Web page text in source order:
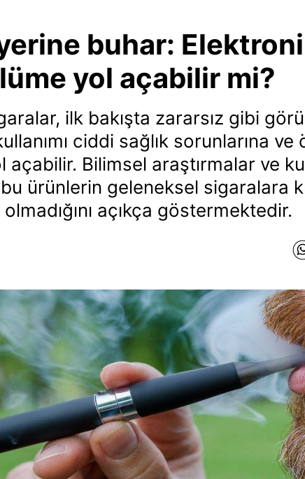
buhar:
yol açabilir mi?
ilk bakışta zararsız gibi
ciddi sağlık sorunlarına ve
Bilimsel araştırmalar ve
ürünlerin geleneksel sigaralara
açıkça göstermektedir.